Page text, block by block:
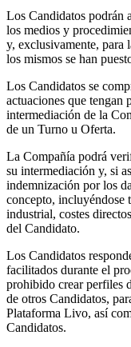
Los Candidatos podrán
los medios y
y, exclusivamente, para
los mismos se han
Los Candidatos se
actuaciones que tengan
intermediación de la
de un Turno u Oferta.
La Compañía podrá
su intermediación y, si
indemnización por los
concepto, incluyéndose
industrial, costes
del Candidato.
Los Candidatos
facilitados durante el
prohibido crear perfiles
de otros Candidatos,
Plataforma Livo, así
Candidatos.